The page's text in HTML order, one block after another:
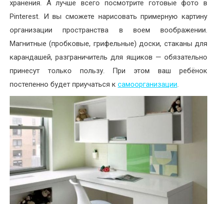
хранения. А лучше всего посмотрите готовые фото в
Pinterest. И вы сможете нарисовать примерную картину
организации пространства в воем воображении.
Магнитные (пробковые, грифельные) доски, стаканы для
карандашей, разграничитель для ящиков — обязательно
принесут только пользу. При этом ваш ребёнок
постепенно будет приучаться к самоорганизации.